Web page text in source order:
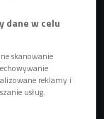
całkiem spore
rodzinne, a
Jerzy
dane w celu
skanowanie
reklamy i
usług.